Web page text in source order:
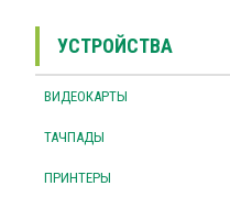
УСТРОЙСТВА
ВИДЕОКАРТЫ
ТАЧПАДЫ
ПРИНТЕРЫ